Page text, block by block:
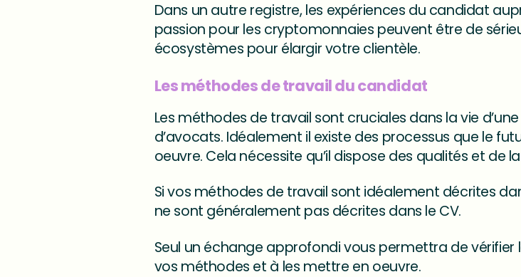
Dans un autre registre, les expériences du candidat
passion pour les cryptomonnaies peuvent être de
écosystèmes pour élargir votre clientèle.
Les méthodes de travail du candidat
Les méthodes de travail sont cruciales dans la vie
d’avocats. Idéalement il existe des processus que le
oeuvre. Cela nécessite qu’il dispose des qualités et de
Si vos méthodes de travail sont idéalement décrites
ne sont généralement pas décrites dans le CV.
Seul un échange approfondi vous permettra de
vos méthodes et à les mettre en oeuvre.